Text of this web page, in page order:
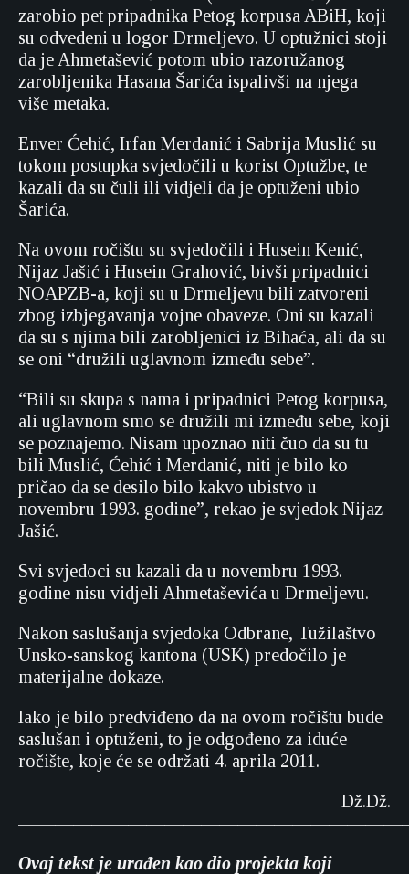
zarobio pet pripadnika Petog korpusa ABiH, koji
su odvedeni u logor Drmeljevo. U optužnici stoji
da je Ahmetašević potom ubio razoružanog
zarobljenika Hasana Šarića ispalivši na njega
više metaka.
Enver Ćehić, Irfan Merdanić i Sabrija Muslić su
tokom postupka svjedočili u korist Optužbe, te
kazali da su čuli ili vidjeli da je optuženi ubio
Šarića.
Na ovom ročištu su svjedočili i Husein Kenić,
Nijaz Jašić i Husein Grahović, bivši pripadnici
NOAPZB-a, koji su u Drmeljevu bili zatvoreni
zbog izbjegavanja vojne obaveze. Oni su kazali
da su s njima bili zarobljenici iz Bihaća, ali da su
se oni “družili uglavnom između sebe”.
“Bili su skupa s nama i pripadnici Petog korpusa,
ali uglavnom smo se družili mi između sebe, koji
se poznajemo. Nisam upoznao niti čuo da su tu
bili Muslić, Ćehić i Merdanić, niti je bilo ko
pričao da se desilo bilo kakvo ubistvo u
novembru 1993. godine”, rekao je svjedok Nijaz
Jašić.
Svi svjedoci su kazali da u novembru 1993.
godine nisu vidjeli Ahmetaševića u Drmeljevu.
Nakon saslušanja svjedoka Odbrane, Tužilaštvo
Unsko-sanskog kantona (USK) predočilo je
materijalne dokaze.
Iako je bilo predviđeno da na ovom ročištu bude
saslušan i optuženi, to je odgođeno za iduće
ročište, koje će se održati 4. aprila 2011.
Dž.Dž.
Ovaj tekst je urađen kao dio projekta koji